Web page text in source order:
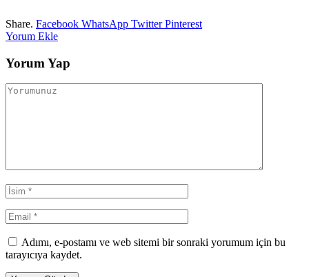
Share. Facebook WhatsApp Twitter Pinterest
Yorum Ekle
Yorum Yap
Adımı, e-postamı ve web sitemi bir sonraki yorumum için bu
tarayıcıya kaydet.